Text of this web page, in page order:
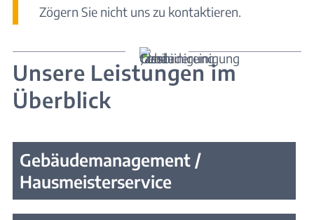
Zögern Sie nicht uns zu kontaktieren.
Unsere Leistungen im
Überblick
Gebäudemanagement /
Hausmeisterservice